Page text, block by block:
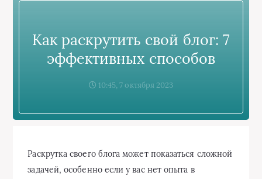
Как раскрутить свой блог: 7
эффективных способов
10:45, 7 октября 2023
Раскрутка своего блога может показаться сложной
задачей, особенно если у вас нет опыта в